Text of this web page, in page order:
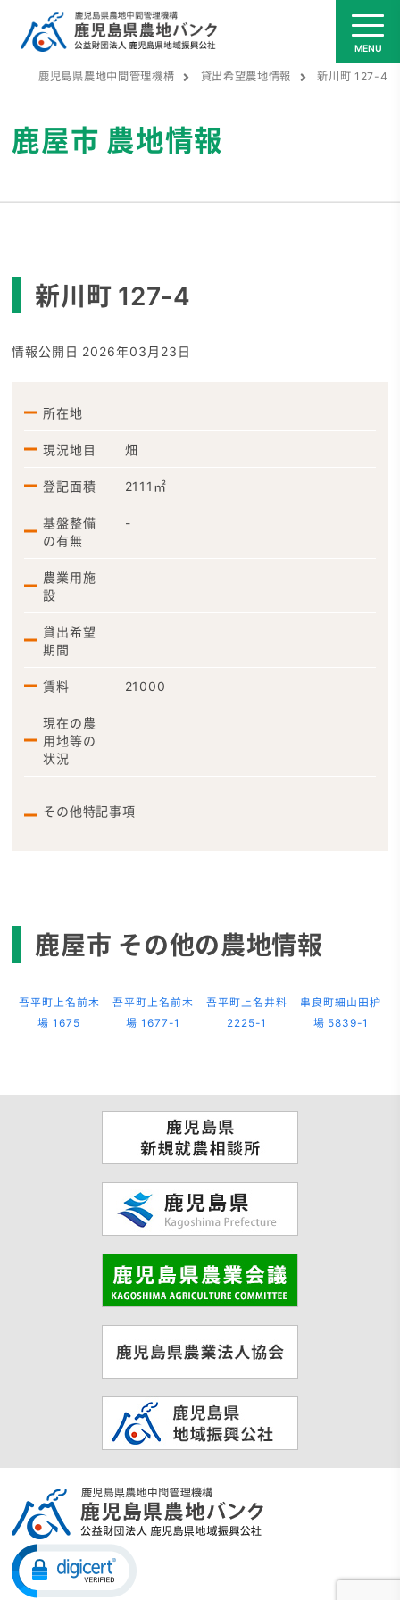
鹿児島県農地中間管理機構 貸出希望農地情報 新川町 127-4
鹿屋市 農地情報
新川町 127-4
情報公開日 2026年03月23日
所在地
現況地目 畑
登記面積 2111㎡
基盤整備
の有無
-
農業用施
設
貸出希望
期間
賃料 21000
現在の農
用地等の
状況
その他特記事項
鹿屋市 その他の農地情報
吾平町上名前木
場 1675
吾平町上名前木
場 1677-1
吾平町上名井料
2225-1
串良町細山田枦
場 5839-1